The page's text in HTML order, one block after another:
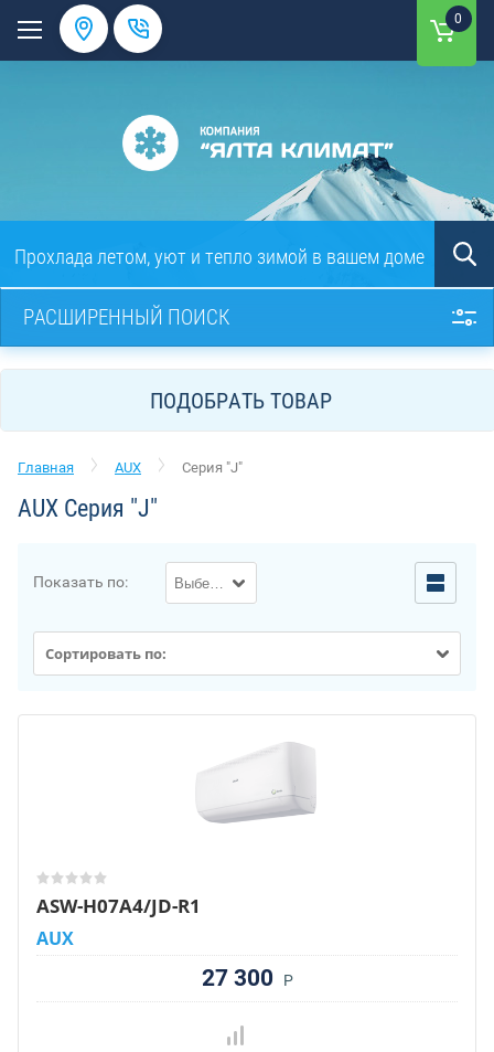
0
Прохлада летом, уют и тепло зимой в вашем доме
РАСШИРЕННЫЙ ПОИСК
ПОДОБРАТЬ ТОВАР
Главная AUX Серия "J"
AUX Серия "J"
Показать по:
Сортировать по:
ASW-H07A4/JD-R1
AUX
27 300 Р